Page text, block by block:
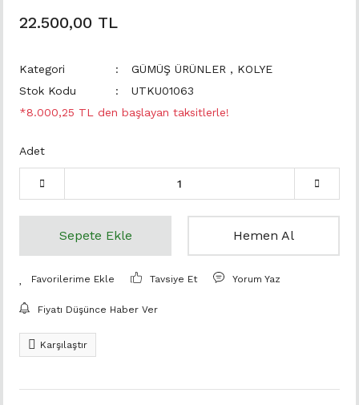
22.500,00 TL
Kategori GÜMÜŞ ÜRÜNLER , KOLYE
Stok Kodu
UTKU01063
*8.000,25 TL den başlayan taksitlerle!
Adet
Sepete Ekle Hemen Al
Tavsiye Et Yorum Yaz
Fiyatı Düşünce Haber Ver
Karşılaştır